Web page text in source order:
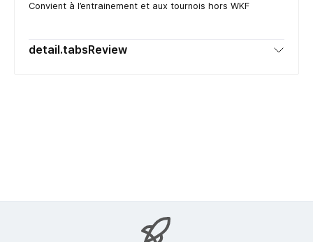
Convient à l’entrainement et aux tournois hors WKF
detail.tabsReview